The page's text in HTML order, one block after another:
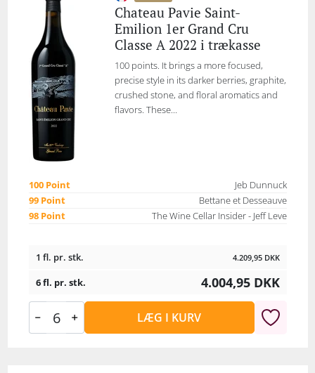
Chateau Pavie Saint-
Emilion 1er Grand Cru
Classe A 2022 i trækasse
100 points. It brings a more focused,
precise style in its darker berries, graphite,
crushed stone, and floral aromatics and
flavors. These...
100 Point
Jeb Dunnuck
99 Point
Bettane et Desseauve
98 Point
The Wine Cellar Insider - Jeff Leve
1 fl. pr. stk. 4.209,95 DKK
6 fl. pr. stk. 4.004,95 DKK
LÆG I KURV